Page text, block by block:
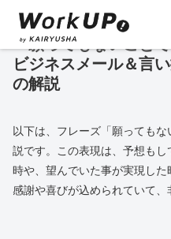
「願ってもないこと
ビジネスメール＆言
の解説
以下は、フレーズ「願っても
説です。この表現は、予想も
時や、望んでいた事が実現し
感謝や喜びが込められていて、